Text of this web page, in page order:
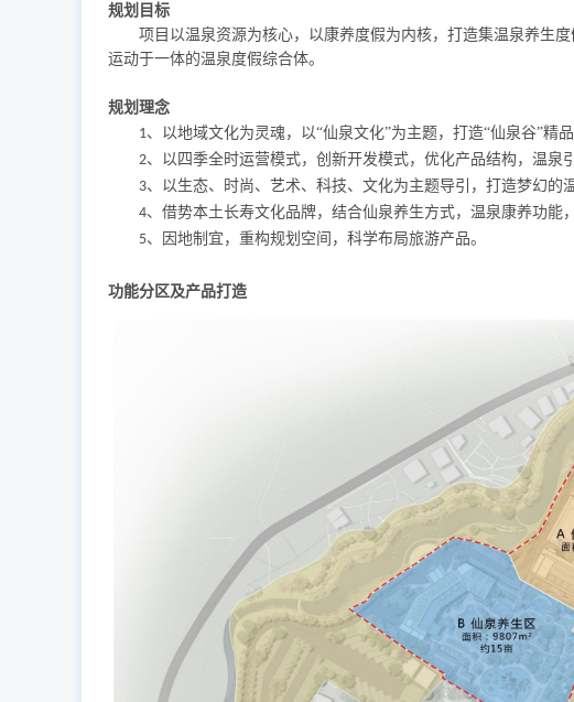
规划目标
项目以温泉资源为核心，以康养度假为内核，打造集温泉养生
运动于一体的温泉度假综合体。
规划理念
1、以地域文化为灵魂，以“仙泉文化”为主题，打造“仙泉谷”精
2、以四季全时运营模式，创新开发模式，优化产品结构，温泉
3、以生态、时尚、艺术、科技、文化为主题导引，打造梦幻的
4、借势本土长寿文化品牌，结合仙泉养生方式，温泉康养功能
5、因地制宜，重构规划空间，科学布局旅游产品。
功能分区及产品打造